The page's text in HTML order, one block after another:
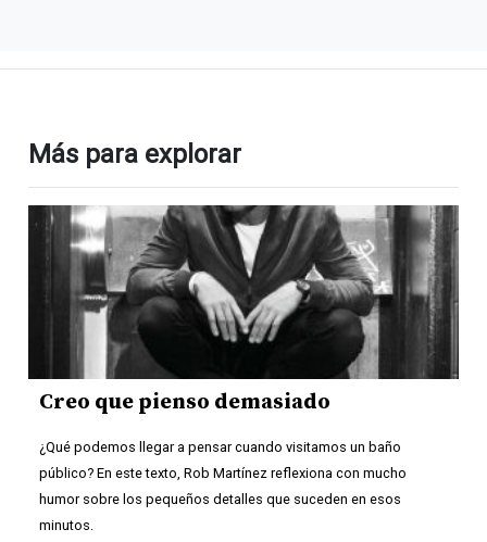
Más para explorar
Creo que pienso demasiado
¿Qué podemos llegar a pensar cuando visitamos un baño
público? En este texto, Rob Martínez reflexiona con mucho
humor sobre los pequeños detalles que suceden en esos
minutos.